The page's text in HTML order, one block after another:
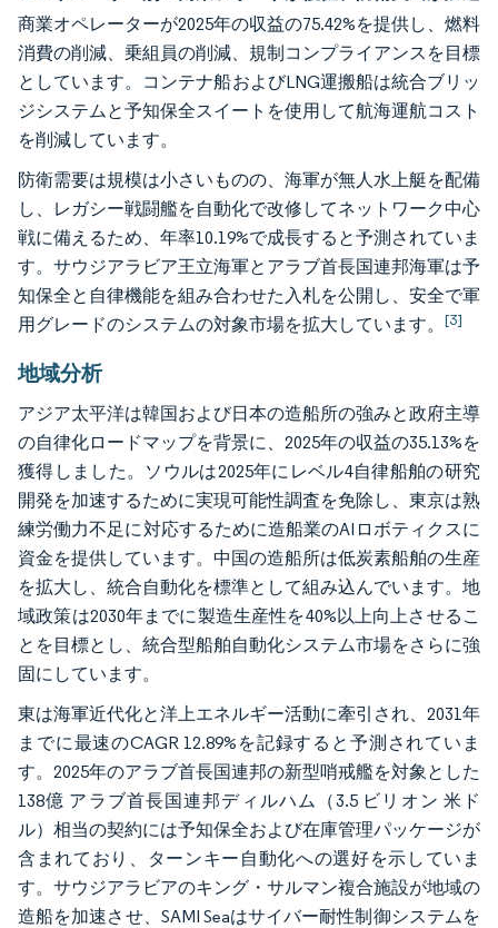
商業オペレーターが2025年の収益の75.42%を提供し、燃料
消費の削減、乗組員の削減、規制コンプライアンスを目標
としています。コンテナ船およびLNG運搬船は統合ブリッ
ジシステムと予知保全スイートを使用して航海運航コスト
を削減しています。
防衛需要は規模は小さいものの、海軍が無人水上艇を配備
し、レガシー戦闘艦を自動化で改修してネットワーク中心
戦に備えるため、年率10.19%で成長すると予測されていま
す。サウジアラビア王立海軍とアラブ首長国連邦海軍は予
知保全と自律機能を組み合わせた入札を公開し、安全で軍
用グレードのシステムの対象市場を拡大しています。 [3]
地域分析
アジア太平洋は韓国および日本の造船所の強みと政府主導
の自律化ロードマップを背景に、2025年の収益の35.13%を
獲得しました。ソウルは2025年にレベル4自律船舶の研究
開発を加速するために実現可能性調査を免除し、東京は熟
練労働力不足に対応するために造船業のAIロボティクスに
資金を提供しています。中国の造船所は低炭素船舶の生産
を拡大し、統合自動化を標準として組み込んでいます。地
域政策は2030年までに製造生産性を40%以上向上させるこ
とを目標とし、統合型船舶自動化システム市場をさらに強
固にしています。
東は海軍近代化と洋上エネルギー活動に牽引され、2031年
までに最速のCAGR 12.89%を記録すると予測されていま
す。2025年のアラブ首長国連邦の新型哨戒艦を対象とした
138億 アラブ首長国連邦ディルハム（3.5 ビリオン 米ド
ル）相当の契約には予知保全および在庫管理パッケージが
含まれており、ターンキー自動化への選好を示していま
す。サウジアラビアのキング・サルマン複合施設が地域の
造船を加速させ、SAMI Seaはサイバー耐性制御システムを